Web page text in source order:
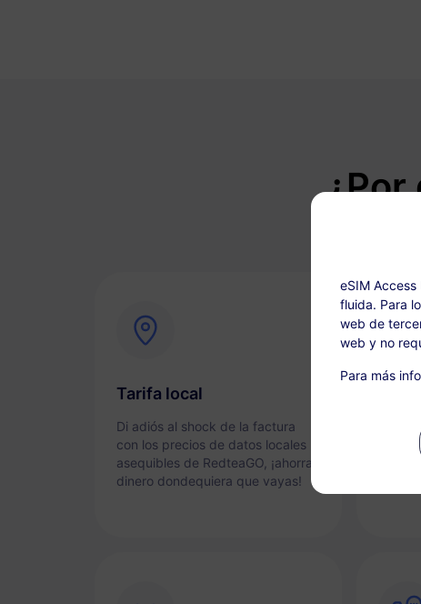
¿Por
Tarifa local
Di adiós al shock de la factura
con los precios de datos locales
asequibles de RedteaGO, ¡ahorra
dinero dondequiera que vayas!
y
eSIM
fluida. Para
web de
web y no
Para más